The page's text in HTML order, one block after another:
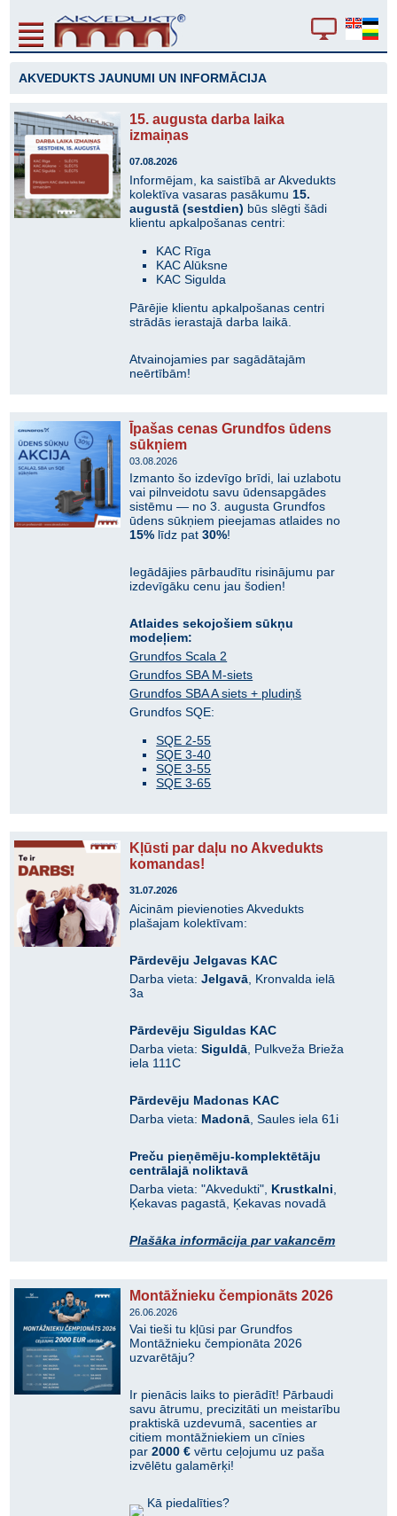
AKVEDUKTS JAUNUMI UN INFORMĀCIJA
15. augusta darba laika
izmaiņas
07.08.2026
Informējam, ka saistībā ar Akvedukts
kolektīva vasaras pasākumu 15.
augustā (sestdien) būs slēgti šādi
klientu apkalpošanas centri:
KAC Rīga
KAC Alūksne
KAC Sigulda
Pārējie klientu apkalpošanas centri
strādās ierastajā darba laikā.
Atvainojamies par sagādātajām
neērtībām!
Īpašas cenas Grundfos ūdens
sūkņiem
03.08.2026
Izmanto šo izdevīgo brīdi, lai uzlabotu
vai pilnveidotu savu ūdensapgādes
sistēmu — no 3. augusta Grundfos
ūdens sūkņiem pieejamas atlaides no
15% līdz pat30%!
Iegādājies pārbaudītu risinājumu par
izdevīgāku cenu jau šodien!
Atlaides sekojošiem sūkņu
modeļiem:
Grundfos Scala 2
Grundfos SBA M-siets
Grundfos SBA A siets + pludiņš
Grundfos SQE:
SQE 2-55
SQE 3-40
SQE 3-55
SQE 3-65
Kļūsti par daļu no Akvedukts
komandas!
31.07.2026
Aicinām pievienoties Akvedukts
plašajam kolektīvam:
Pārdevēju Jelgavas KAC
Darba vieta:Jelgavā , Kronvalda ielā
3a
Pārdevēju Siguldas KAC
Darba vieta:Siguldā , Pulkveža Brieža
iela 111C
Pārdevēju Madonas KAC
Darba vieta: Madonā , Saules iela 61i
Preču pieņēmēju-komplektētāju
centrālajā noliktavā
Darba vieta: "Akvedukti", Krustkalni
Ķekavas pagastā, Ķekavas novadā
Plašāka informācija par vakancēm
Montāžnieku čempionāts 2026
26.06.2026
Vai tieši tu kļūsi par Grundfos
Montāžnieku čempionāta 2026
uzvarētāju?
Ir pienācis laiks to pierādīt! Pārbaudi
savu ātrumu, precizitāti un meistarību
praktiskā uzdevumā, sacenties ar
citiem montāžniekiem un cīnies
par2000 €vērtu ceļojumu uz paša
izvēlētu galamērķi!
Kā piedalīties?